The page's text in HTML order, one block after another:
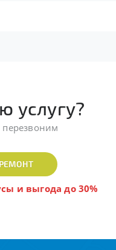
услугу?
перезвоним
и выгода до 30%